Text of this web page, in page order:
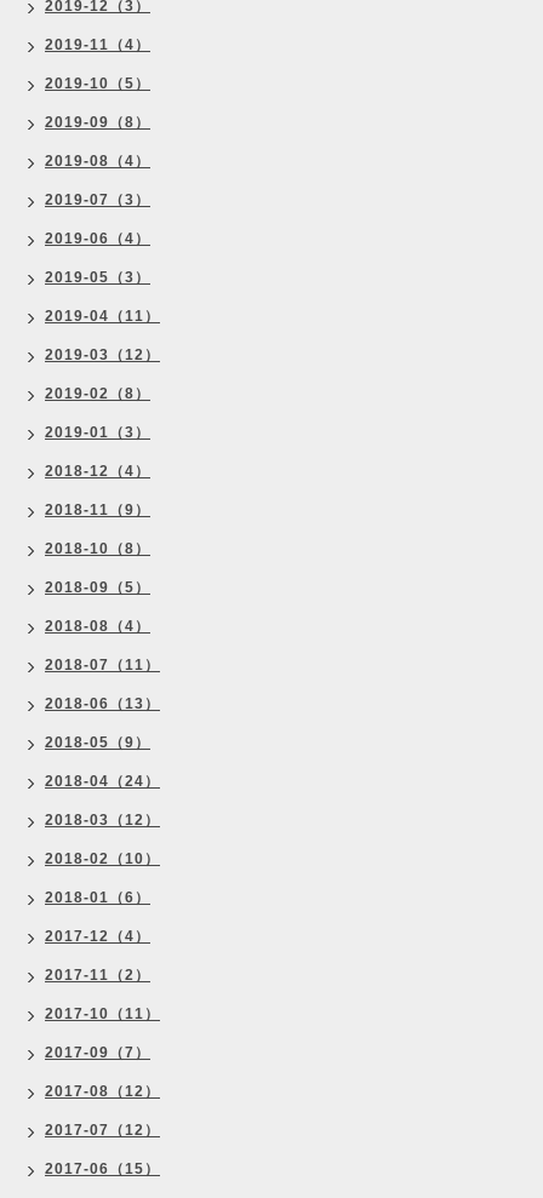
2019-12（3）
2019-11（4）
2019-10（5）
2019-09（8）
2019-08（4）
2019-07（3）
2019-06（4）
2019-05（3）
2019-04（11）
2019-03（12）
2019-02（8）
2019-01（3）
2018-12（4）
2018-11（9）
2018-10（8）
2018-09（5）
2018-08（4）
2018-07（11）
2018-06（13）
2018-05（9）
2018-04（24）
2018-03（12）
2018-02（10）
2018-01（6）
2017-12（4）
2017-11（2）
2017-10（11）
2017-09（7）
2017-08（12）
2017-07（12）
2017-06（15）